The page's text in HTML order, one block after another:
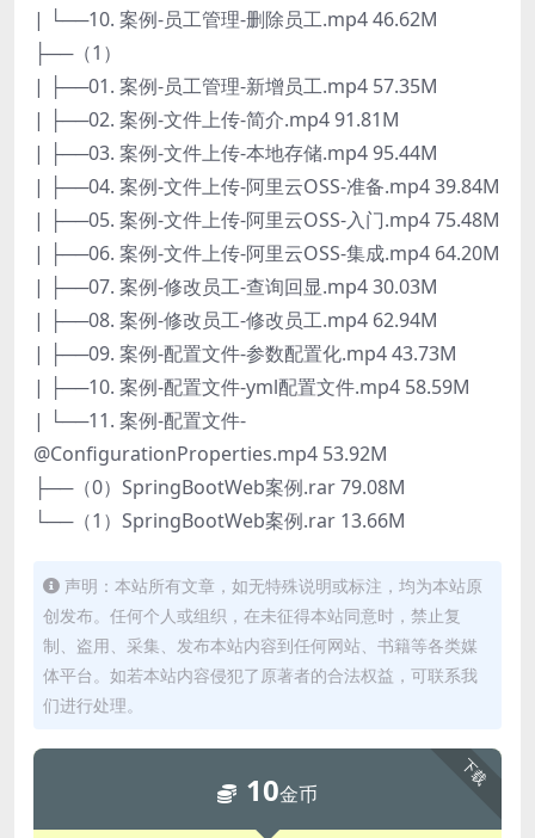
| └──10. 案例-员工管理-删除员工.mp4 46.62M
├──（1）
| ├──01. 案例-员工管理-新增员工.mp4 57.35M
| ├──02. 案例-文件上传-简介.mp4 91.81M
| ├──03. 案例-文件上传-本地存储.mp4 95.44M
| ├──04. 案例-文件上传-阿里云OSS-准备.mp4 39.84M
| ├──05. 案例-文件上传-阿里云OSS-入门.mp4 75.48M
| ├──06. 案例-文件上传-阿里云OSS-集成.mp4 64.20M
| ├──07. 案例-修改员工-查询回显.mp4 30.03M
| ├──08. 案例-修改员工-修改员工.mp4 62.94M
| ├──09. 案例-配置文件-参数配置化.mp4 43.73M
| ├──10. 案例-配置文件-yml配置文件.mp4 58.59M
| └──11. 案例-配置文件-
@ConfigurationProperties.mp4 53.92M
├──（0）SpringBootWeb案例.rar 79.08M
└──（1）SpringBootWeb案例.rar 13.66M
声明：本站所有文章，如无特殊说明或标注，均为本站原
创发布。任何个人或组织，在未征得本站同意时，禁止复
制、盗用、采集、发布本站内容到任何网站、书籍等各类媒
体平台。如若本站内容侵犯了原著者的合法权益，可联系我
们进行处理。
下载
10金币